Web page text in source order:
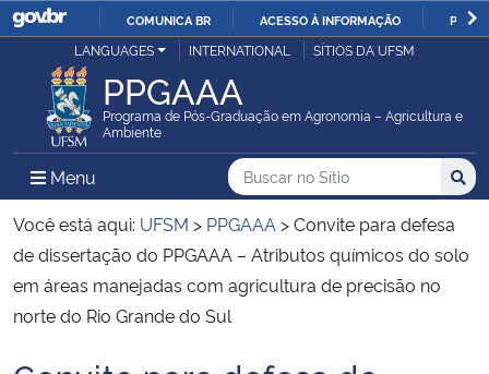
IR
O
COMUNICA BR ACESSO À INFORMAÇÃO
Ministério da Justiça e Segurança Pública
Ministério da Defesa
Ministério das Relações Exteriores
Ministério da Economia
LANGUAGES INTERNATIONAL SÍTIOS DA UFSM
PPGAAA
Programa de Pós-Graduação em Agronomia – Agricultura e
Ambiente
Menu Menu Principal do Sítio
Busca
Buscar no no Sítio
Busca:
Você está aqui: UFSM > PPGAAA >Convite para defesa
de dissertação do PPGAAA – Atributos químicos do solo
em áreas manejadas com agricultura de precisão no
norte do Rio Grande do Sul